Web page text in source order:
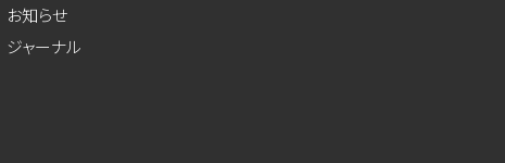
お知らせ
ジャーナル